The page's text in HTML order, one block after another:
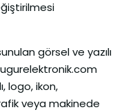
görsel ve yazılı
logo, ikon,
veya makinede